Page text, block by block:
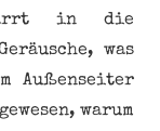
in die
was
Außenseiter
warum